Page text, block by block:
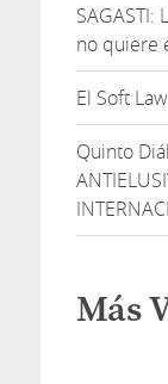
SAGASTI:
no quiere
El Soft
Quinto
Más